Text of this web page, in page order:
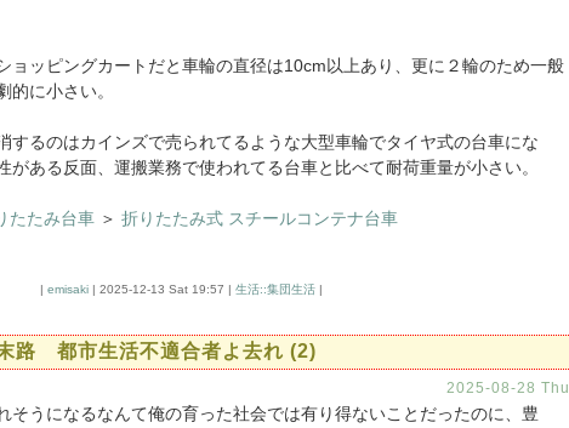
ッピングカートだと車輪の直径は10cm以上あり、更に２輪のため一般
的に小さい。
るのはカインズで売られてるような大型車輪でタイヤ式の台車にな
がある反面、運搬業務で使われてる台車と比べて耐荷重量が小さい。
たたみ台車 ＞ 折りたたみ式 スチールコンテナ台車
| emisaki| 2025-12-13 Sat 19:57 | 生活::集団生活|
路 都市生活不適合者よ去れ (2)
2025-08-28 Thu
うになるなんて俺の育った社会では有り得ないことだったのに、豊